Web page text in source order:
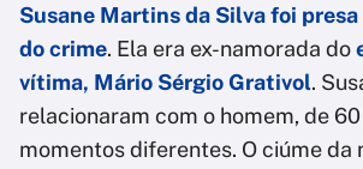
Susane Martins da Silva foi
do crime. Ela era ex-namorada do
vítima, Mário Sérgio Grativol.
relacionaram com o homem, de 60
momentos diferentes. O ciúme da